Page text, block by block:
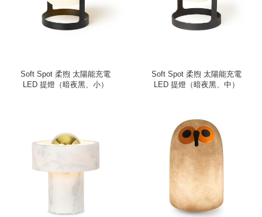
Soft Spot 柔煦 太陽能充電
LED 提燈（暗夜黑、小）
Soft Spot 柔煦 太陽能充電
LED 提燈（暗夜黑、中）